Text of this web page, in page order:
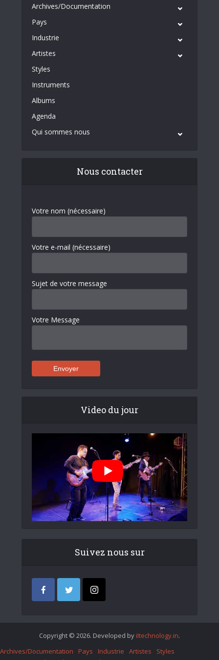
Archives/Documentation
Pays
Industrie
Artistes
Styles
Instruments
Albums
Agenda
Qui sommes nous
Nous contacter
Votre nom (nécessaire)
Votre e-mail (nécessaire)
Sujet de votre message
Votre Message
Video du jour
Suivez nous sur
Copyright © 2026. Developed by iItechnology.in.
Archives/Documentation
Pays Industrie Artistes
Styles